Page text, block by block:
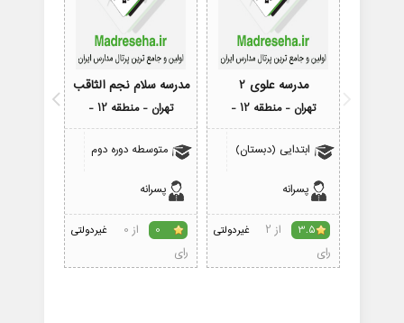
مدرسه علوی 2
تهران - منطقه 12 -
ابتدایی (دبستان)
پسرانه
غیردولتی 3.5
از 2
رای
مدرسه سلام نجم الثاقب
تهران - منطقه 12 -
متوسطه دوره دوم
پسرانه
غیردولتی 0
از 0
رای